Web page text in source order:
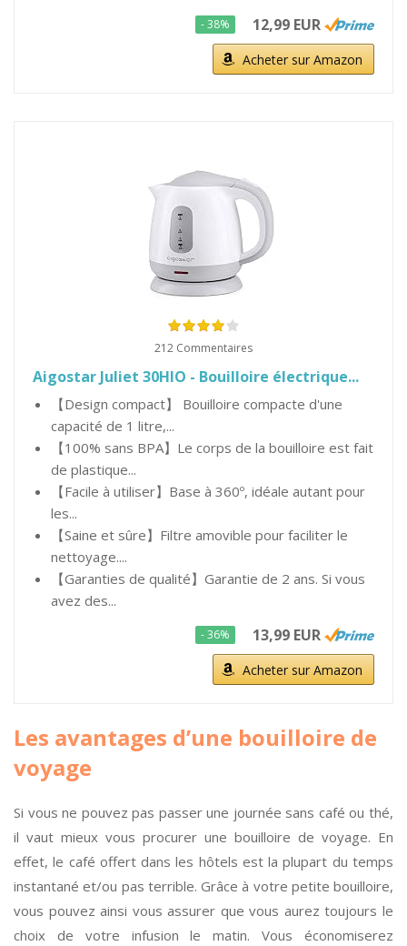
- 38% 12,99 EUR
Acheter sur Amazon
212 Commentaires
Aigostar Juliet 30HIO - Bouilloire électrique...
【Design compact】 Bouilloire compacte d'une
capacité de 1 litre,...
【100% sans BPA】Le corps de la bouilloire est fait
de plastique...
【Facile à utiliser】Base à 360º, idéale autant pour
les...
【Saine et sûre】Filtre amovible pour faciliter le
nettoyage....
【Garanties de qualité】Garantie de 2 ans. Si vous
avez des...
- 36% 13,99 EUR
Acheter sur Amazon
Les avantages d’une bouilloire de
voyage
Si vous ne pouvez pas passer une journée sans café ou thé,
il vaut mieux vous procurer une bouilloire de voyage. En
effet, le café offert dans les hôtels est la plupart du temps
instantané et/ou pas terrible. Grâce à votre petite bouilloire,
vous pouvez ainsi vous assurer que vous aurez toujours le
choix de votre infusion le matin. Vous économiserez